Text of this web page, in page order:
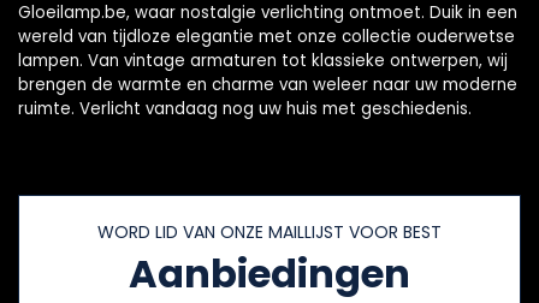
Gloeilamp.be, waar nostalgie verlichting ontmoet. Duik in een
wereld van tijdloze elegantie met onze collectie ouderwetse
lampen. Van vintage armaturen tot klassieke ontwerpen, wij
brengen de warmte en charme van weleer naar uw moderne
ruimte. Verlicht vandaag nog uw huis met geschiedenis.
WORD LID VAN ONZE MAILLIJST VOOR BEST
Aanbiedingen